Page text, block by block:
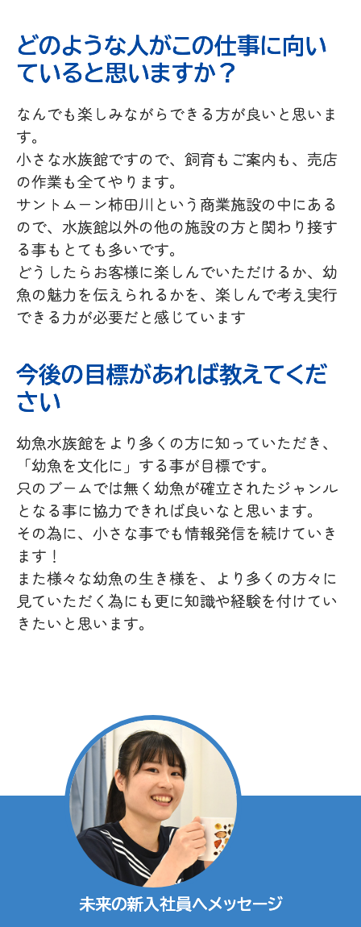
どのような人がこの仕事に向い
ていると思いますか？
なんでも楽しみながらできる方が良いと思いま
す。
小さな水族館ですので、飼育もご案内も、売店
の作業も全てやります。
サントムーン柿田川という商業施設の中にある
ので、水族館以外の他の施設の方と関わり接す
る事もとても多いです。
どうしたらお客様に楽しんでいただけるか、幼
魚の魅力を伝えられるかを、楽しんで考え実行
できる力が必要だと感じています
今後の目標があれば教えてくだ
さい
幼魚水族館をより多くの方に知っていただき、
「幼魚を文化に」する事が目標です。
只のブームでは無く幼魚が確立されたジャンル
となる事に協力できれば良いなと思います。
その為に、小さな事でも情報発信を続けていき
ます！
また様々な幼魚の生き様を、より多くの方々に
見ていただく為にも更に知識や経験を付けてい
きたいと思います。
未来の新入社員へメッセージ